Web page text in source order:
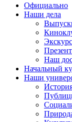
Официально
Наши дела
Наш
Начальный
Наши